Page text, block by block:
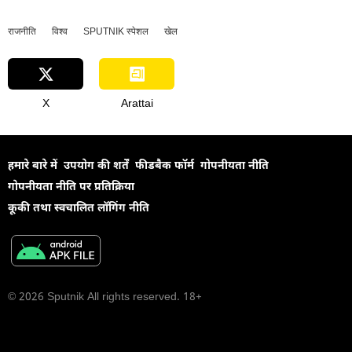
राजनीति विश्व SPUTNIK स्पेशल खेल
X Arattai
हमारे बारे में उपयोग की शर्तें फीडबैक फॉर्म गोपनीयता नीति
गोपनीयता नीति पर प्रतिक्रिया
कूकी तथा स्वचालित लॉगिंग नीति
© 2026 Sputnik All rights reserved. 18+